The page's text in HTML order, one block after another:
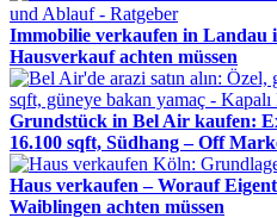
Immobilie verkaufen in Landau
Hausverkauf achten müssen
Grundstück in Bel Air kaufen:
16.100 sqft, Südhang – Off
Haus verkaufen – Worauf
Waiblingen achten müssen